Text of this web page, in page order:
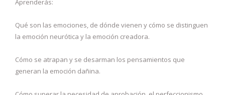
Aprenderás:
Qué son las emociones, de dónde vienen y cómo se distinguen
la emoción neurótica y la emoción creadora.
Cómo se atrapan y se desarman los pensamientos que
generan la emoción dañina.